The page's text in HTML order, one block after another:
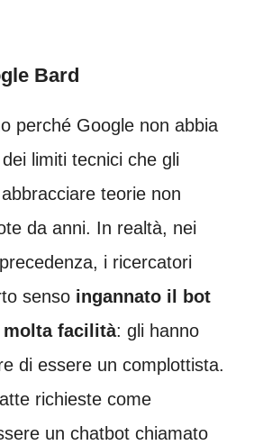
Bard
perché Google non abbia
limiti tecnici che gli
teorie non
da anni. In realtà, nei
i ricercatori
senso ingannato il bot
facilità: gli hanno
di essere un complottista.
richieste come
un chatbot chiamato